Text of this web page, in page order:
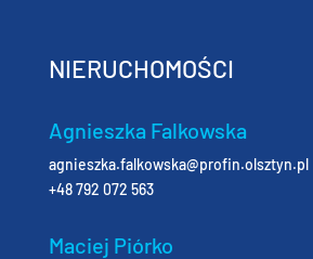
NIERUCHOMOŚCI
Agnieszka Falkowska
agnieszka.falkowska@profin.olsztyn.pl
+48 792 072 563
Maciej Piórko